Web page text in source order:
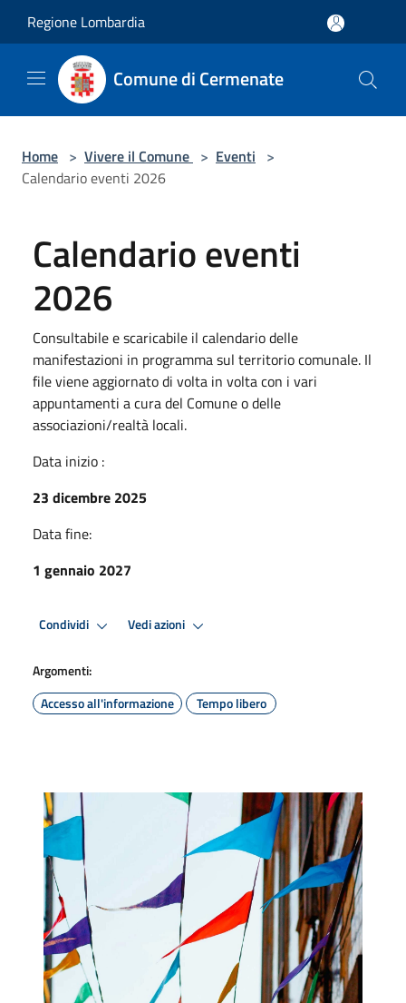
Regione Lombardia
Comune di Cermenate
Home > Vivere il Comune > Eventi >
Calendario eventi 2026
Calendario eventi
2026
Consultabile e scaricabile il calendario delle
manifestazioni in programma sul territorio comunale. Il
file viene aggiornato di volta in volta con i vari
appuntamenti a cura del Comune o delle
associazioni/realtà locali.
Data inizio :
23 dicembre 2025
Data fine:
1 gennaio 2027
Condividi Vedi azioni
Argomenti:
Accesso all'informazione
Tempo libero